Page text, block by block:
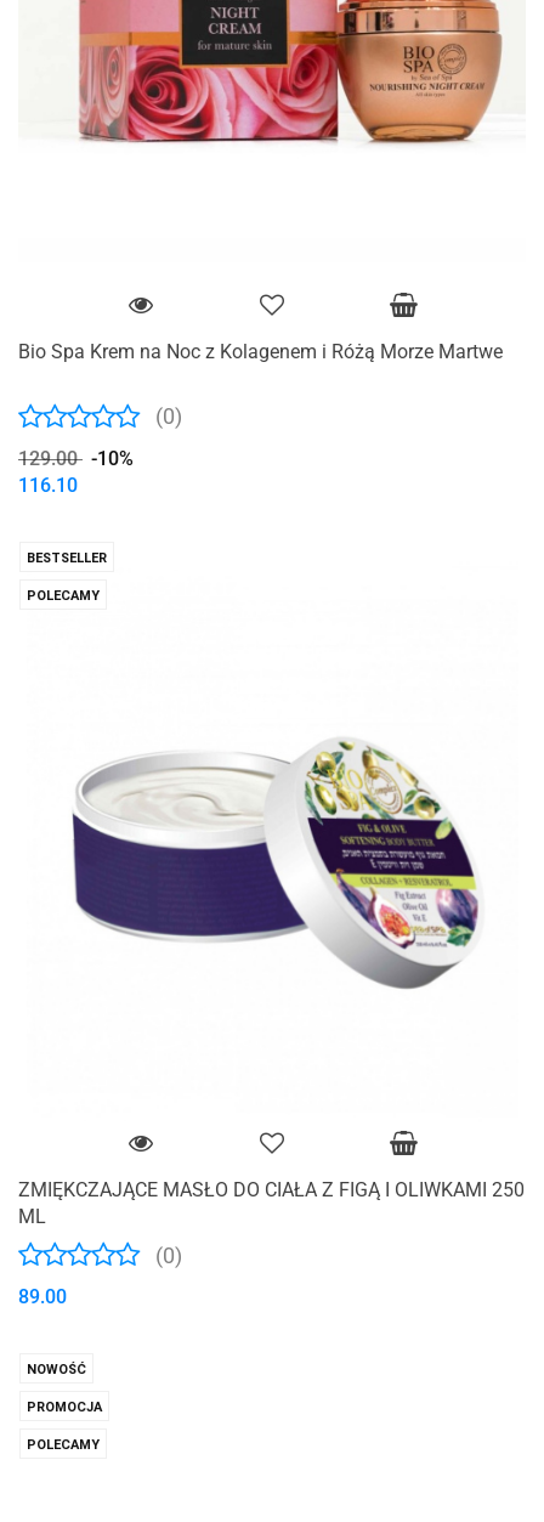
Bio Spa Krem na Noc z Kolagenem i Różą Morze Martwe
(0)
129.00 -10%
116.10
BESTSELLER
POLECAMY
ZMIĘKCZAJĄCE MASŁO DO CIAŁA Z FIGĄ I OLIWKAMI 250
ML
(0)
89.00
NOWOŚĆ
PROMOCJA
POLECAMY